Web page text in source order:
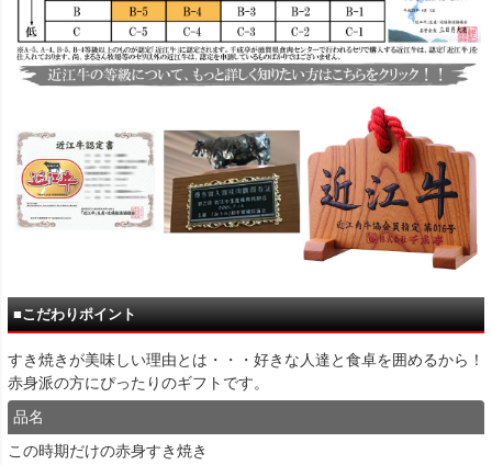
■こだわりポイント
すき焼きが美味しい理由とは・・・好きな人達と食卓を囲めるから！
赤身派の方にぴったりのギフトです。
品名
この時期だけの赤身すき焼き